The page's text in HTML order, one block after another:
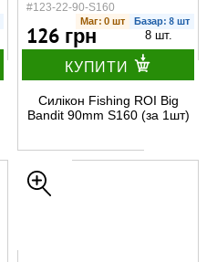
#123-22-90-S160
Маг: 0 шт Базар: 8 шт
126 грн 8 шт.
КУПИТИ
Силікон Fishing ROI Big
Bandit 90mm S160 (за 1шт)